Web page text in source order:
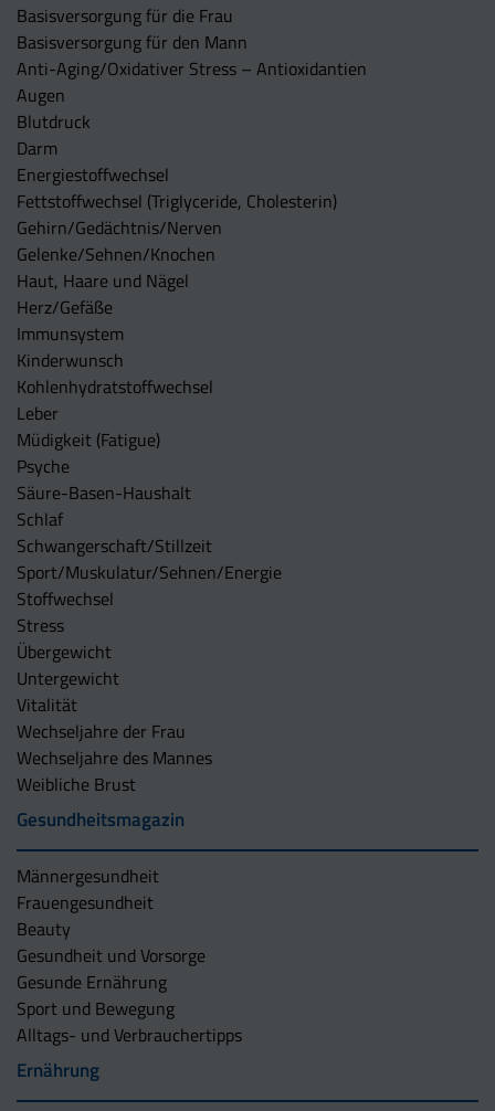
Basisversorgung für die Frau
Basisversorgung für den Mann
Anti-Aging/Oxidativer Stress – Antioxidantien
Augen
Blutdruck
Darm
Energiestoffwechsel
Fettstoffwechsel (Triglyceride, Cholesterin)
Gehirn/Gedächtnis/Nerven
Gelenke/Sehnen/Knochen
Haut, Haare und Nägel
Herz/Gefäße
Immunsystem
Kinderwunsch
Kohlenhydratstoffwechsel
Leber
Müdigkeit (Fatigue)
Psyche
Säure-Basen-Haushalt
Schlaf
Schwangerschaft/Stillzeit
Sport/Muskulatur/Sehnen/Energie
Stoffwechsel
Stress
Übergewicht
Untergewicht
Vitalität
Wechseljahre der Frau
Wechseljahre des Mannes
Weibliche Brust
Gesundheitsmagazin
Männergesundheit
Frauengesundheit
Beauty
Gesundheit und Vorsorge
Gesunde Ernährung
Sport und Bewegung
Alltags- und Verbrauchertipps
Ernährung